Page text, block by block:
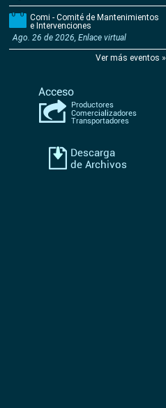
Comi - Comité de Mantenimientos
e Intervenciones
Ago. 26 de 2026, Enlace virtual
Ver más eventos »